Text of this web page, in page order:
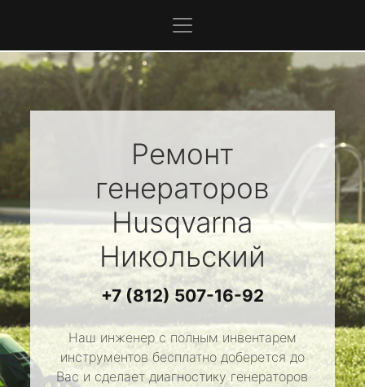
Ремонт
генераторов
Husqvarna
Никольский
+7 (812) 507-16-92
Наш инженер с полным инвентарем
инструментов бесплатно доберется до
Вас и сделает диагностику генераторов